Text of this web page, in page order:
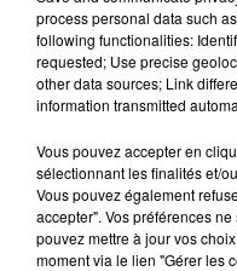
process personal data such
following functionalities:
requested; Use precise
other data sources; Link
information transmitted
Vous pouvez accepter en
sélectionnant les finalités et/
Vous pouvez également
accepter". Vos préférences
pouvez mettre à jour vos
moment via le lien "Gérer les